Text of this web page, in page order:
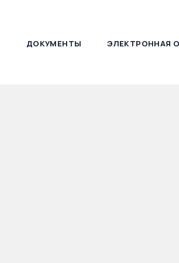
ДОКУМЕНТЫ ЭЛЕКТРОННАЯ